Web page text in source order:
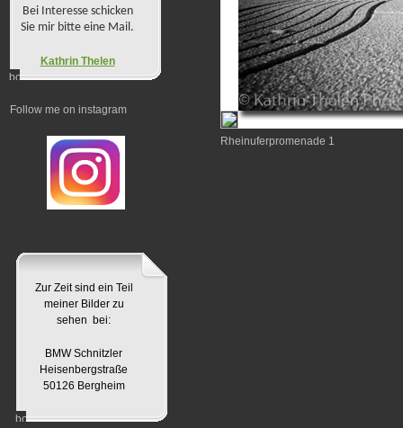
Bei Interesse schicken
Sie mir bitte eine Mail.
Kathrin Thelen
Follow me on instagram
Zur Zeit sind ein Teil
meiner Bilder zu
sehen bei:
BMW Schnitzler
Heisenbergstraße
50126 Bergheim
Rheinuferpromenade 1